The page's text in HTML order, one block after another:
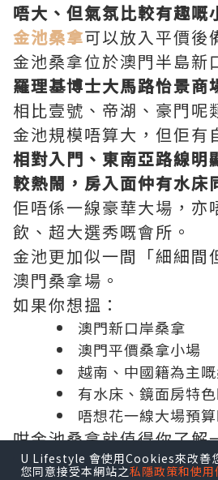
唔大、但氣氛比較有趣嘅
金池桑拿可以放入平價後
金池桑拿位於澳門半島新
羅理基博士大馬路怡景商
相比壹號、帝湖、豪門呢
金池規模唔算大，但佢有
相對入門、東南亞路線明
較熱鬧，房入面仲有水床
佢唔係一線豪華大場，亦
飲、超大選秀嘅會所。
金池更加似一間「細細間
澳門桑拿場。
如果你想搵：
澳門新口岸桑拿
澳門平價桑拿小場
越南、中國籍為主
有水床、鏡面房特
唔想花一線大場預
咁金池桑拿就值得你了解
U Lifestyle 會使用Cookies來改善
您同意接受本網站之私隱政策和使用